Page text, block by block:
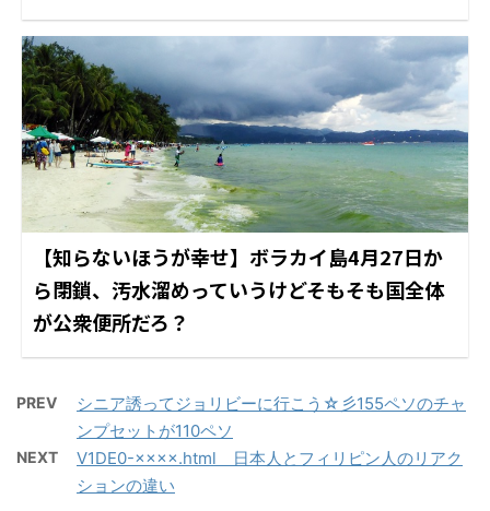
【知らないほうが幸せ】ボラカイ島4月27日か
ら閉鎖、汚水溜めっていうけどそもそも国全体
が公衆便所だろ？
PREV
シニア誘ってジョリビーに行こう☆彡155ペソのチャ
ンプセットが110ペソ
NEXT
V1DE0-××××.html 日本人とフィリピン人のリアク
ションの違い